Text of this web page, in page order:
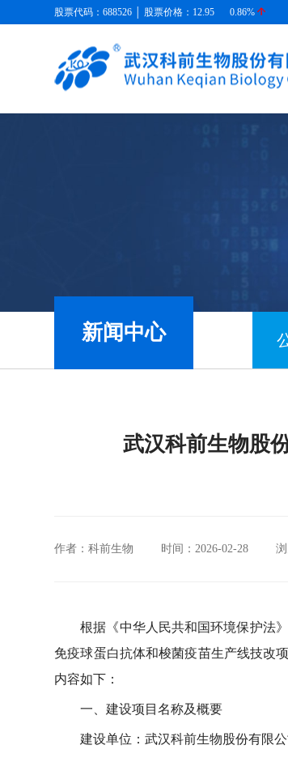
股票代码：688526 │ 股票价格： 12.95 0.86%
新闻中心
武汉科前生物股
作者：科前生物 时间：2026-02-28
根据《中华人民共和国环境保护法
免疫球蛋白抗体和梭菌疫苗生产线技改
内容如下：
一、建设项目名称及概要
建设单位：武汉科前生物股份有限公